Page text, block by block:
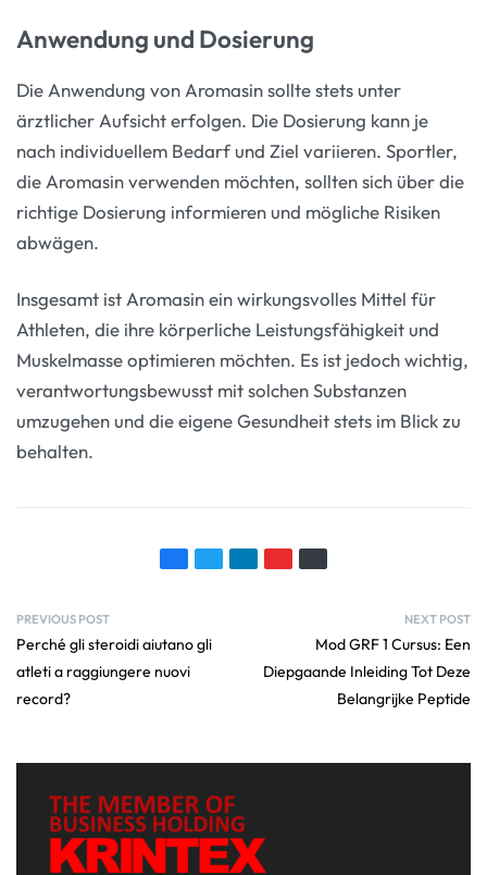
Anwendung und Dosierung
Die Anwendung von Aromasin sollte stets unter
ärztlicher Aufsicht erfolgen. Die Dosierung kann je
nach individuellem Bedarf und Ziel variieren. Sportler,
die Aromasin verwenden möchten, sollten sich über die
richtige Dosierung informieren und mögliche Risiken
abwägen.
Insgesamt ist Aromasin ein wirkungsvolles Mittel für
Athleten, die ihre körperliche Leistungsfähigkeit und
Muskelmasse optimieren möchten. Es ist jedoch wichtig,
verantwortungsbewusst mit solchen Substanzen
umzugehen und die eigene Gesundheit stets im Blick zu
behalten.
PREVIOUS POST
Perché gli steroidi aiutano gli
atleti a raggiungere nuovi
record?
NEXT POST
Mod GRF 1 Cursus: Een
Diepgaande Inleiding Tot Deze
Belangrijke Peptide